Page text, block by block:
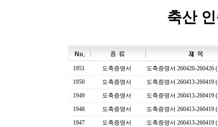
축산
1951 도축증명서
도축증명서 260420-260426
1950
도축증명서
도축증명서 260413-260419
1949
도축증명서
도축증명서 260413-260419
1948
도축증명서
도축증명서 260413-260419
1947
도축증명서 도축증명서 260413-260419